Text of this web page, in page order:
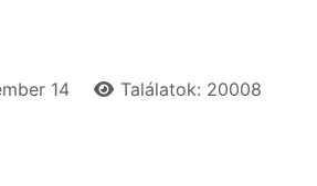
14 Találatok: 20008